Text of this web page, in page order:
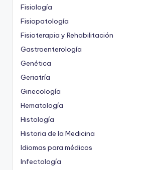
Fisiología
Fisiopatología
Fisioterapia y Rehabilitación
Gastroenterología
Genética
Geriatría
Ginecología
Hematología
Histología
Historia de la Medicina
Idiomas para médicos
Infectología